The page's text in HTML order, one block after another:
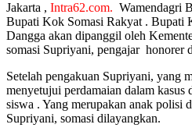
Jakarta , Intra62.com. Wamendagri
Bupati Kok Somasi Rakyat . Bupati
Dangga akan dipanggil oleh
somasi Supriyani, pengajar honorer
Setelah pengakuan Supriyani, yang
menyetujui perdamaian dalam kasus
siswa . Yang merupakan anak polisi
Supriyani, somasi dilayangkan.